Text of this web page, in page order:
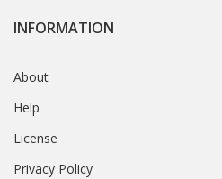
INFORMATION
About
Help
License
Privacy Policy